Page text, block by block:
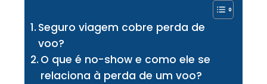
Seguro viagem cobre perda de
voo?
O que é no-show e como ele se
relaciona à perda de um voo?